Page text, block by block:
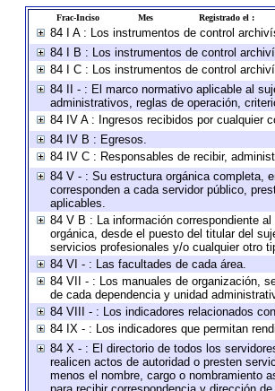
Frac-Inciso Mes Registrado el :
84 I A : Los instrumentos de control
84 I B : Los instrumentos de control
84 I C : Los instrumentos de control
84 II - : El marco normativo aplicable al
administrativos, reglas de operación,
84 IV A : Ingresos recibidos por cualquier
84 IV B : Egresos.
84 IV C : Responsables de recibir,
84 V - : Su estructura orgánica completa,
corresponden a cada servidor público,
aplicables.
84 V B : La información correspondiente
orgánica, desde el puesto del titular del
servicios profesionales y/o cualquier otro
84 VI - : Las facultades de cada área.
84 VII - : Los manuales de organización,
de cada dependencia y unidad
84 VIII - : Los indicadores relacionados
84 IX - : Los indicadores que permitan
84 X - : El directorio de todos los
realicen actos de autoridad o presten
menos el nombre, cargo o nombramiento